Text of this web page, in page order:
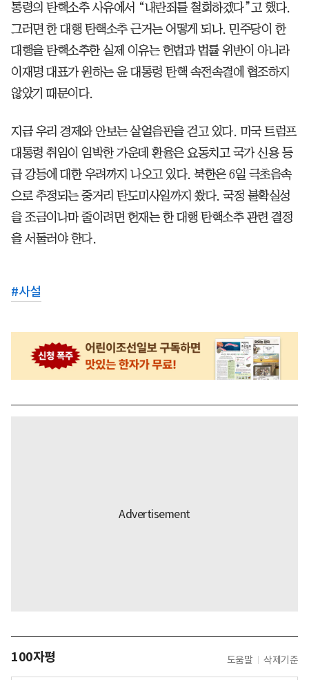
통령의 탄핵소추 사유에서 “내란죄를 철회하겠다”고 했다.
그러면 한 대행 탄핵소추 근거는 어떻게 되나. 민주당이 한
대행을 탄핵소추한 실제 이유는 헌법과 법률 위반이 아니라
이재명 대표가 원하는 윤 대통령 탄핵 속전속결에 협조하지
않았기 때문이다.
지금 우리 경제와 안보는 살얼음판을 걷고 있다. 미국 트럼프
대통령 취임이 임박한 가운데 환율은 요동치고 국가 신용 등
급 강등에 대한 우려까지 나오고 있다. 북한은 6일 극초음속
으로 추정되는 중거리 탄도미사일까지 쐈다. 국정 불확실성
을 조금이나마 줄이려면 헌재는 한 대행 탄핵소추 관련 결정
을 서둘러야 한다.
#사설
100자평 도움말 삭제기준